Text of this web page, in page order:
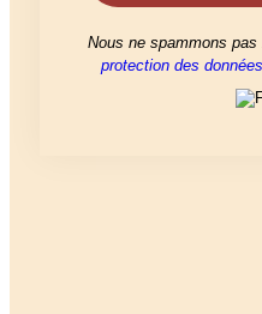
Nous ne spammons
protection des données